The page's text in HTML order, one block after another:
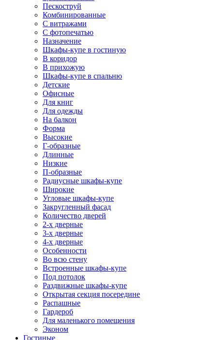
Пескоструй
Комбинированные
С витражами
С фотопечатью
Назначение
Шкафы-купе в гостиную
В коридор
В прихожую
Шкафы-купе в спальню
Детские
Офисные
Для книг
Для одежды
На балкон
Форма
Высокие
Г-образные
Длинные
Низкие
П-образные
Радиусные шкафы-купе
Широкие
Угловые шкафы-купе
Закругленный фасад
Количество дверей
2-х дверные
3-х дверные
4-х дверные
Особенности
Во всю стену
Встроенные шкафы-купе
Под потолок
Раздвижные шкафы-купе
Открытая секция посередине
Распашные
Гардероб
Для маленького помещения
Эконом
Гостиные